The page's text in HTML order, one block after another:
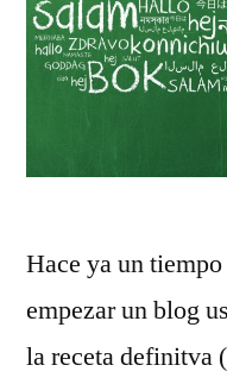
Hace ya un
empezar un blog
la receta definitva